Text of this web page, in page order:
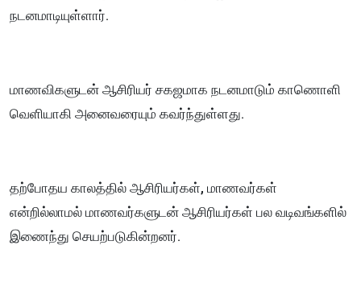
நடனமாடியுள்ளார்.
மாணவிகளுடன் ஆசிரியர் சகஜமாக நடனமாடும் காணொளி
வெளியாகி அனைவரையும் கவர்ந்துள்ளது.
தற்போதய காலத்தில் ஆசிரியர்கள், மாணவர்கள்
என்றில்லாமல் மாணவர்களுடன் ஆசிரியர்கள் பல வடிவங்களில்
இணைந்து செயற்படுகின்றனர்.